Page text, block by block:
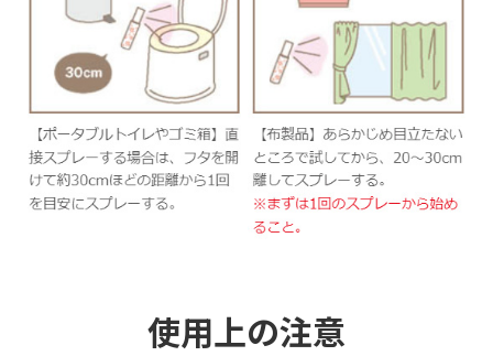
使用上の注意